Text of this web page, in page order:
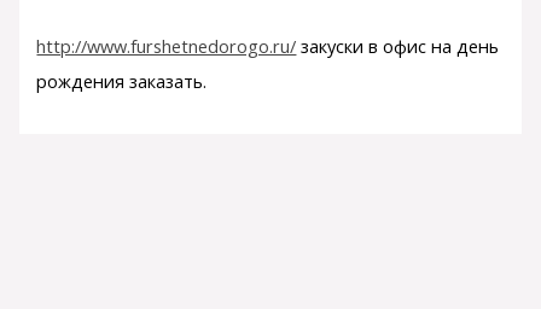
http://www.furshetnedorogo.ru/ закуски в офис на день
рождения заказать.